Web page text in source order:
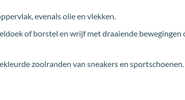
evenals olie en vlekken.
of borstel en wrijf met draaiende
zoolranden van sneakers en sportschoenen.